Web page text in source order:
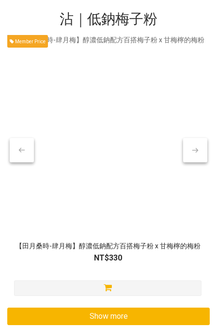
沾｜低鈉梅子粉
Member Price
【田月桑時-肆月梅】醇濃低鈉配方百搭梅子粉 x 甘梅檸的梅粉
NT$330
Show more